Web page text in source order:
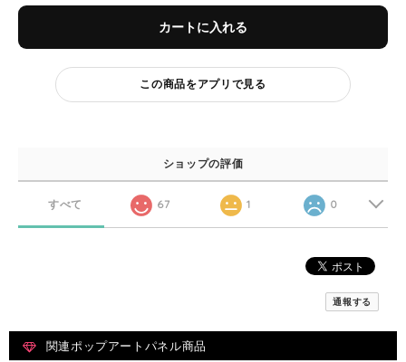
カートに入れる
この商品をアプリで見る
ショップの評価
すべて 67 1 0
通報する
関連ポップアートパネル商品